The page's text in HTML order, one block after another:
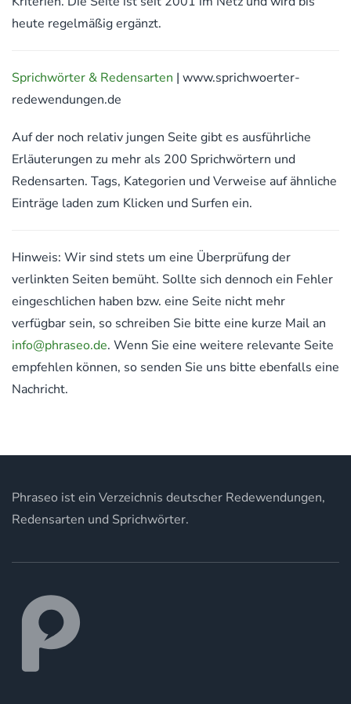
heute regelmäßig ergänzt.
Sprichwörter & Redensarten | www.sprichwoerter-
redewendungen.de
Auf der noch relativ jungen Seite gibt es ausführliche
Erläuterungen zu mehr als 200 Sprichwörtern und
Redensarten. Tags, Kategorien und Verweise auf ähnliche
Einträge laden zum Klicken und Surfen ein.
Hinweis: Wir sind stets um eine Überprüfung der
verlinkten Seiten bemüht. Sollte sich dennoch ein Fehler
eingeschlichen haben bzw. eine Seite nicht mehr
verfügbar sein, so schreiben Sie bitte eine kurze Mail an
info@phraseo.de. Wenn Sie eine weitere relevante Seite
empfehlen können, so senden Sie uns bitte ebenfalls eine
Nachricht.
Phraseo ist ein Verzeichnis deutscher Redewendungen,
Redensarten und Sprichwörter.